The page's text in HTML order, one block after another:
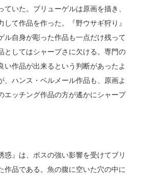
いた。ブリューゲルは原画を描き、
て作品を作った。『野ウサギ狩り』
ル自身が彫った作品も一点だけ残って
としてはシャープさに欠ける。専門の
い作品が出来るという判断があったよ
、ハンス・ベルメール作品も、原画よ
エッチング作品の方が遙かにシャープ
』は、ボスの強い影響を受けてブリ
作品である。魚の腹に空いた穴の中に